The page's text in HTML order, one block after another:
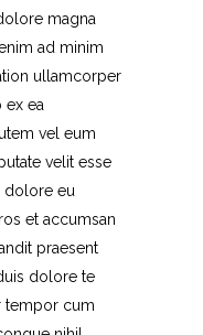
magna
ad minim
ullamcorper
ex ea
vel eum
velit esse
dolore eu
et accumsan
praesent
dolore te
tempor cum